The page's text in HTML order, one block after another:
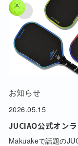
お知らせ
2026.05.15
JUCIAO公式オン
Makuakeで話題の